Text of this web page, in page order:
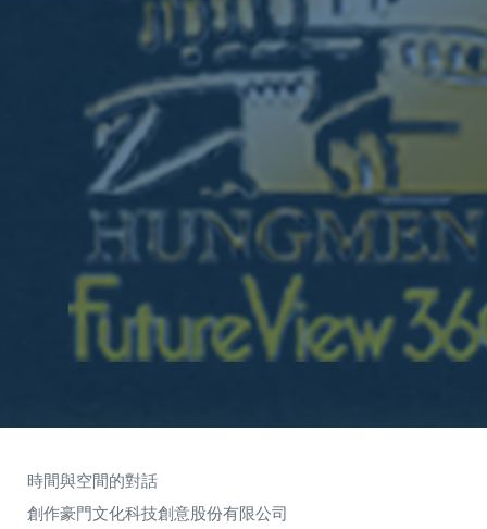
時間與空間的對話
創作豪門文化科技創意股份有限公司